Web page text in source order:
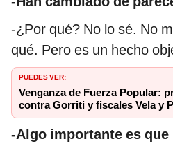
-¿Por qué? No lo sé. No
qué. Pero es un hecho
PUEDES VER:
Venganza de Fuerza Popular:
contra Gorriti y fiscales Vela y
-Algo importante es que